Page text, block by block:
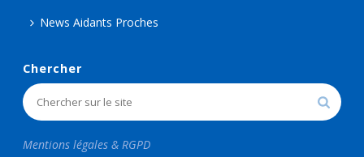
News Aidants Proches
Chercher
Mentions légales & RGPD